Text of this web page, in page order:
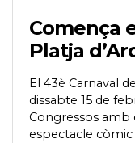
Comença
Platja
El 43è Carnaval
dissabte 15 de
Congressos amb
espectacle